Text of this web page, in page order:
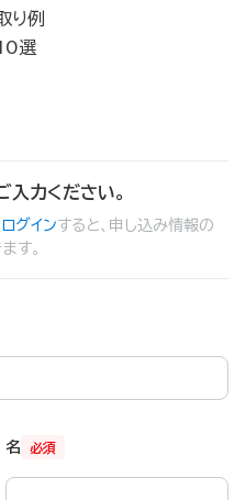
り例
選
入力ください。
グインすると、申し込み情報の
す。
必須
名